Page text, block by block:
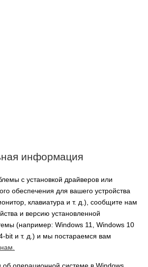
информация
с установкой драйверов или
обеспечения для вашего устройства
клавиатура и т. д.), сообщите нам
и версию установленной
(например: Windows 11, Windows 10
bit и т. д.) и мы постараемся вам